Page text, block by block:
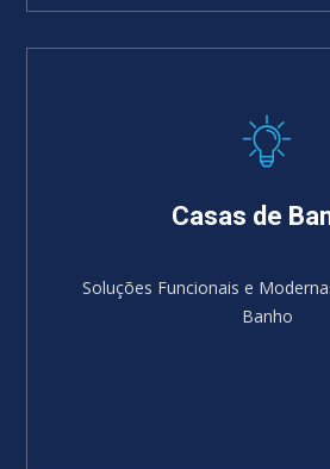
Casas de
Soluções Funcionais e
Banho